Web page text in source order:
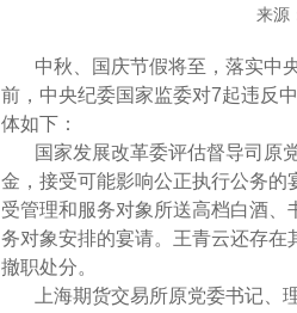
来源
中秋、国庆节假将至，落实中央
前，中央纪委国家监委对7起违反
体如下：
国家发展改革委评估督导司原
金，接受可能影响公正执行公务
受管理和服务对象所送高档白酒
务对象安排的宴请。王青云还存在
撤职处分。
上海期货交易所原党委书记、